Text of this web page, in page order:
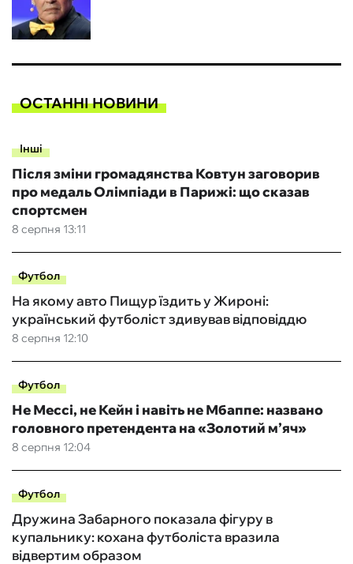
ОСТАННІ НОВИНИ
Інші
8 серпня 13:11
Після зміни громадянства Ковтун заговорив
про медаль Олімпіади в Парижі: що сказав
спортсмен
Футбол
8 серпня 12:10
На якому авто Пищур їздить у Жироні:
український футболіст здивував відповіддю
Футбол
8 серпня 12:04
Не Мессі, не Кейн і навіть не Мбаппе: названо
головного претендента на «Золотий м’яч»
Футбол
Дружина Забарного показала фігуру в
купальнику: кохана футболіста вразила
відвертим образом